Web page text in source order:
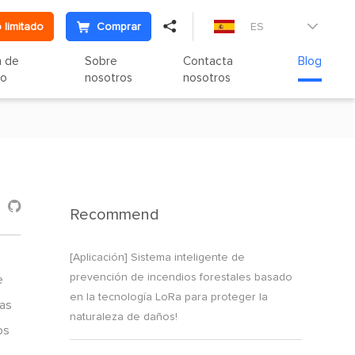
limitado Comprar  ES 
de
Sobre
nosotros
Contacta
nosotros
Blog

Recommend
[Aplicación] Sistema inteligente de
prevención de incendios forestales basado
en la tecnología LoRa para proteger la
naturaleza de daños!